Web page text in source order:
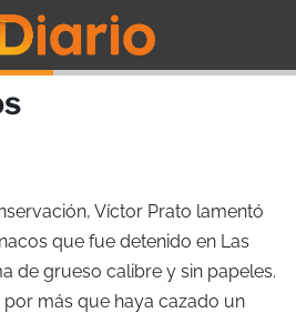
Víctor Prato lamentó
que fue detenido en Las
de grueso calibre y sin papeles.
por más que haya cazado un